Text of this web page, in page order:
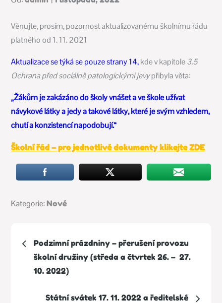
Věnujte, prosím, pozornost aktualizovanému školnímu řádu
platného od 1. 11. 2021
Aktualizace se týká se pouze strany 14,kde v kapitole3.5
Ochrana před sociálně patologickými jevypřibyla věta:
„Žákům je zakázáno do školy vnášet a ve škole užívat
návykové látky a jedy a takové látky, které je svým vzhledem,
chutí a konzistencí napodobují.“
Školní řád – pro jednotlivé dokumenty klikejte ZDE
Kategorie:
Kategorie:Nové
Navigace
pro
příspěvek
Podzimní prázdniny – přerušení provozu
školní družiny (středa a čtvrtek 26. – 27.
10. 2022)
Státní svátek 17. 11. 2022 a ředitelské